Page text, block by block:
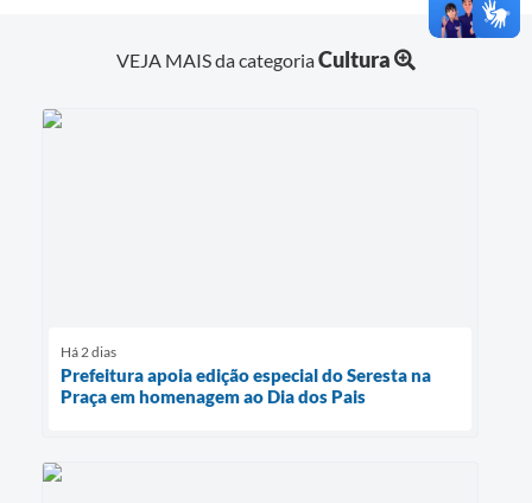
VEJA MAIS da categoriaCultura
Há 2 dias
Prefeitura apoia edição especial do Seresta na
Praça em homenagem ao Dia dos Pais